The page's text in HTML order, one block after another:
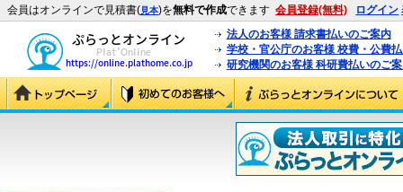
会員はオンラインで見積書(見本)を無料で作成できます 会員登録(無料) ログイン
法人のお客様 請求書払いのご案内
学校・官公庁のお客様 校費・公費
研究機関のお客様 科研費払いのご